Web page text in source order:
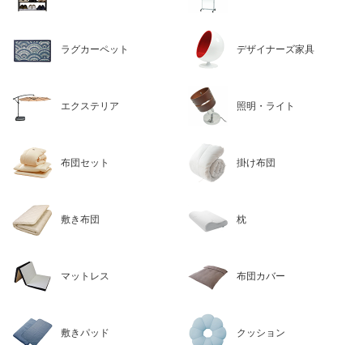
ラグカーペット デザイナーズ家具
エクステリア 照明・ライト
布団セット 掛け布団
敷き布団 枕
マットレス 布団カバー
敷きパッド クッション